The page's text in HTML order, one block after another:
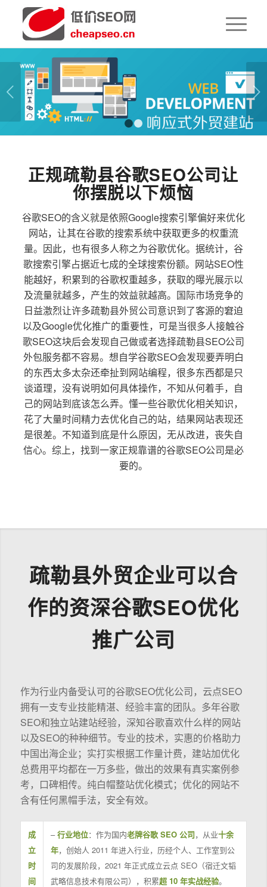
下一页
1 2
正规疏勒县谷歌SEO公司让
你摆脱以下烦恼
谷歌SEO的含义就是依照Google搜索引擎偏好来优化
网站，让其在谷歌的搜索系统中获取更多的权重流
量。因此，也有很多人称之为谷歌优化。据统计，谷
歌搜索引擎占据近七成的全球搜索份额。网站SEO性
能越好，积累到的谷歌权重越多，获取的曝光展示以
及流量就越多，产生的效益就越高。国际市场竞争的
日益激烈让许多疏勒县外贸公司意识到了客源的窘迫
以及Google优化推广的重要性，可是当很多人接触谷
歌SEO这块后会发现自己做或者选择疏勒县SEO公司
外包服务都不容易。想自学谷歌SEO会发现要弄明白
的东西太多太杂还牵扯到网站编程，很多东西都是只
谈道理，没有说明如何具体操作，不知从何着手，自
己的网站到底该怎么弄。懂一些谷歌优化相关知识，
花了大量时间精力去优化自己的站，结果网站表现还
是很差。不知道到底是什么原因，无从改进，丧失自
信心。综上，找到一家正规靠谱的谷歌SEO公司是必
要的。
疏勒县外贸企业可以合
作的资深谷歌SEO优化
推广公司
作为行业内备受认可的谷歌SEO优化公司，云点SEO
拥有一支专业技能精湛、经验丰富的团队。多年谷歌
SEO和独立站建站经验，深知谷歌喜欢什么样的网站
以及SEO的种种细节。专业的技术，实惠的价格助力
中国出海企业；实打实根据工作量计费，建站加优化
总费用平均都在一万多些，做出的效果有真实案例参
考，口碑相传。纯白帽整站优化模式；优化的网站不
含有任何黑帽手法，安全有效。
成
立
时
间
–行业地位：作为国内老牌谷歌 SEO 公司，从业十余
年，创始人 2011 年进入行业，历经个人、工作室到公
司的发展阶段，2021 年正式成立云点 SEO（宿迁文韬
武略信息技术有限公司），积累超 10 年实战经验。